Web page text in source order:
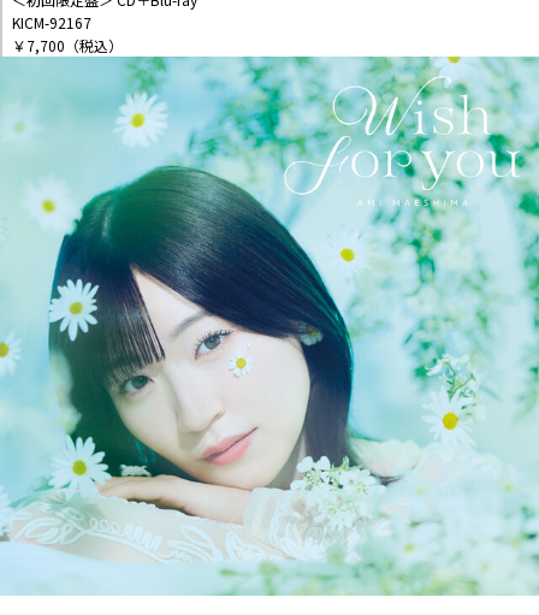
KICM-92167
￥7,700（税込）